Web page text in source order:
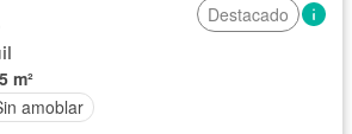
Destacado
m²
amoblar